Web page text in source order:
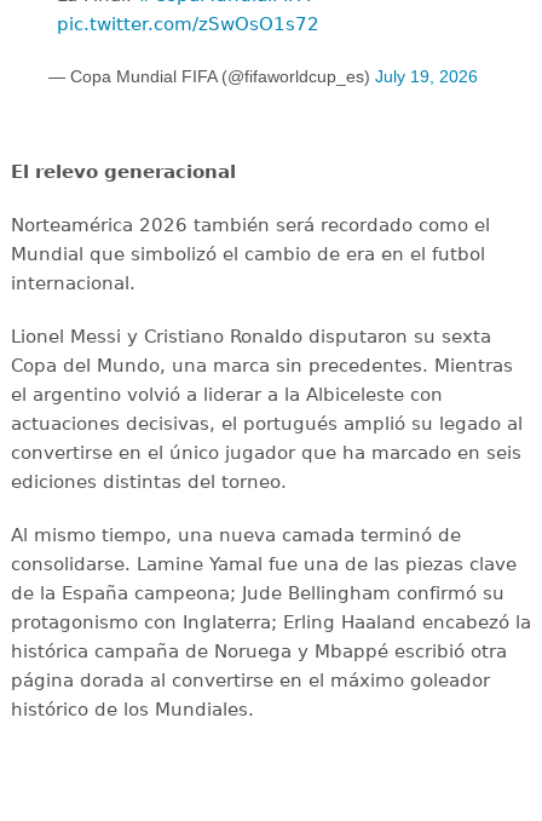
pic.twitter.com/zSwOsO1s72
— Copa Mundial FIFA (@fifaworldcup_es) July 19, 2026
El relevo generacional
Norteamérica 2026 también será recordado como el
Mundial que simbolizó el cambio de era en el futbol
internacional.
Lionel Messi y Cristiano Ronaldo disputaron su sexta
Copa del Mundo, una marca sin precedentes. Mientras
el argentino volvió a liderar a la Albiceleste con
actuaciones decisivas, el portugués amplió su legado al
convertirse en el único jugador que ha marcado en seis
ediciones distintas del torneo.
Al mismo tiempo, una nueva camada terminó de
consolidarse. Lamine Yamal fue una de las piezas clave
de la España campeona; Jude Bellingham confirmó su
protagonismo con Inglaterra; Erling Haaland encabezó la
histórica campaña de Noruega y Mbappé escribió otra
página dorada al convertirse en el máximo goleador
histórico de los Mundiales.